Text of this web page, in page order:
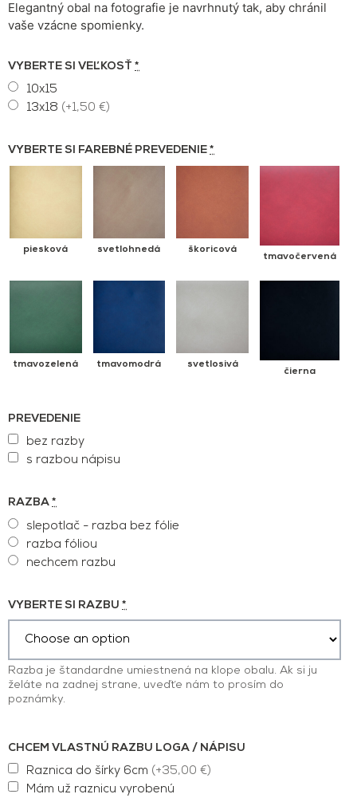
Elegantný obal na fotografie je navrhnutý tak, aby chránil
vaše vzácne spomienky.
VYBERTE SI VEĽKOSŤ *
10x15
13x18 (+1,50 €)
VYBERTE SI FAREBNÉ PREVEDENIE *
piesková svetlohnedá škoricová
tmavočervená
tmavozelená tmavomodrá svetlosivá
čierna
PREVEDENIE
bez razby
s razbou nápisu
RAZBA *
slepotlač - razba bez fólie
razba fóliou
nechcem razbu
VYBERTE SI RAZBU *
Razba je štandardne umiestnená na klope obalu. Ak si ju
želáte na zadnej strane, uveďťe nám to prosím do
poznámky.
CHCEM VLASTNÚ RAZBU LOGA / NÁPISU
Raznica do šírky 6cm (+35,00 €)
Mám už raznicu vyrobenú